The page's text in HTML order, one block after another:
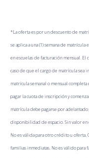
*La oferta es por un descuento de
se aplica a una (1) semana de
en escuelas de facturación mensual.
caso de que el cargo de matrícula sea
matrícula semanal o mensual
pagar la cuota de inscripción y
matrícula debe pagarse por
disponibilidad de espacio. Sin valor en
No es válida para otro crédito u oferta.
familias inmediatas. No es válido para